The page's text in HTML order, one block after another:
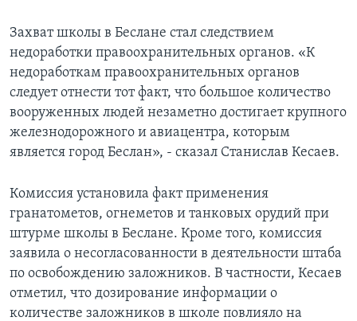
Захват школы в Беслане стал следствием
недоработки правоохранительных органов. «К
недоработкам правоохранительных органов
следует отнести тот факт, что большое количество
вооруженных людей незаметно достигает крупного
железнодорожного и авиацентра, которым
является город Беслан», - сказал Станислав Кесаев.
Комиссия установила факт применения
гранатометов, огнеметов и танковых орудий при
штурме школы в Беслане. Кроме того, комиссия
заявила о несогласованности в деятельности штаба
по освобождению заложников. В частности, Кесаев
отметил, что дозирование информации о
количестве заложников в школе повлияло на